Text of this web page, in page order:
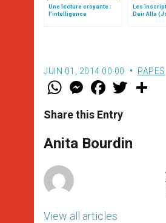
Une lecture croyante :
l’intelligence
Les
Deir Alla
JUIN 01, 2014 00:00 PAPES
W
t
s
p
p
M
e
s
e
g
e
F
a
e
b
o
k
w
r
Share this Entry
Anita Bourdin
View all articles